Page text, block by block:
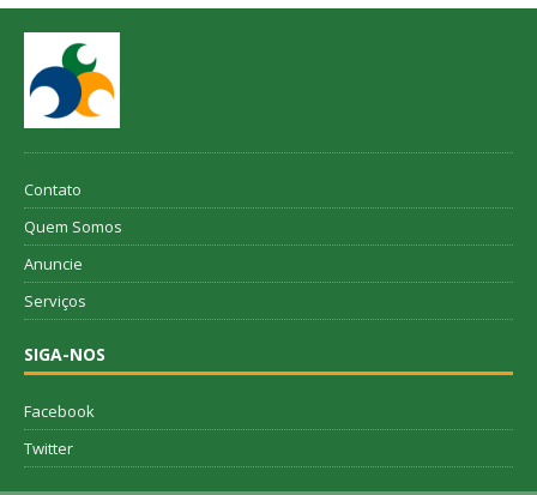
Contato
Quem Somos
Anuncie
Serviços
SIGA-NOS
Facebook
Twitter